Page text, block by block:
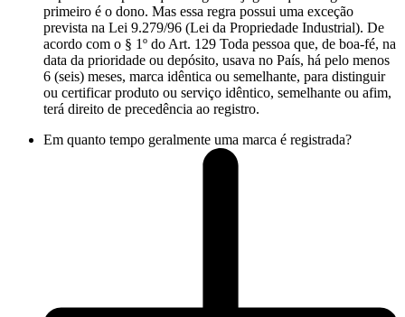
primeiro é o dono. Mas essa regra possui uma exceção
prevista na Lei 9.279/96 (Lei da Propriedade Industrial). De
acordo com o § 1º do Art. 129 Toda pessoa que, de boa-fé, na
data da prioridade ou depósito, usava no País, há pelo menos
6 (seis) meses, marca idêntica ou semelhante, para distinguir
ou certificar produto ou serviço idêntico, semelhante ou afim,
terá direito de precedência ao registro.
Em quanto tempo geralmente uma marca é registrada?